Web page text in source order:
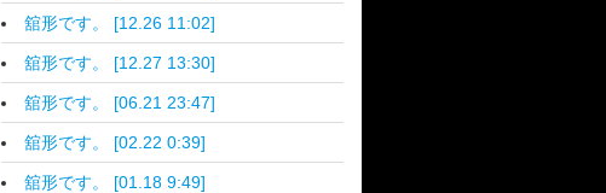
舘形です。 [12.26 11:02]
舘形です。 [12.27 13:30]
舘形です。 [06.21 23:47]
舘形です。 [02.22 0:39]
舘形です。 [01.18 9:49]